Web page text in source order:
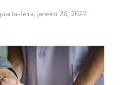
feira, janeiro 26, 2022